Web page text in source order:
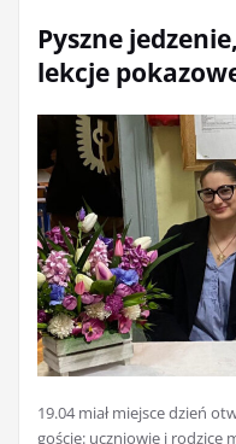
Pyszne
lekcje
19.04 miał miejsce dzień
goście: uczniowie i rodzice